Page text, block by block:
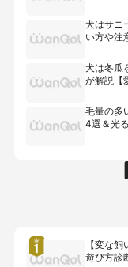
犬はサニ
い方や注
犬は冬瓜
が解説【
毛量の多
4選＆光
【変な
遊び方診